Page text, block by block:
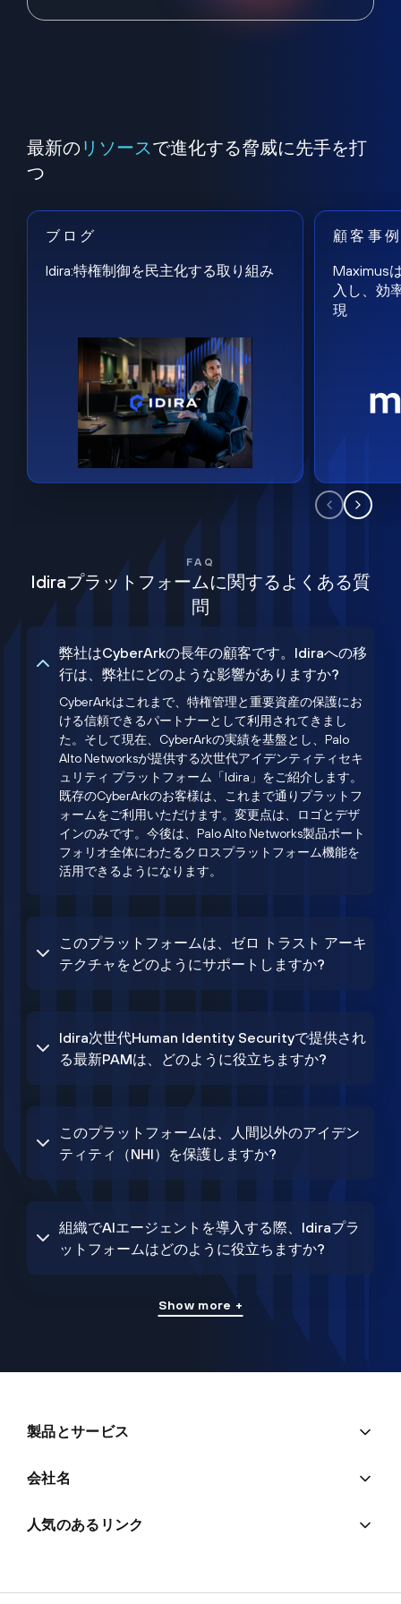
最新の リソースで進化する脅威に先手を打
つ
ブログ
Idira:特権制御を民主化する取り組み
顧客事
Maximus
入し、効
現
FAQ
Idiraプラットフォームに関するよくある質
問
弊社はCyberArkの長年の顧客です。Idiraへの移
行は、弊社にどのような影響がありますか?
CyberArkはこれまで、特権管理と重要資産の保護にお
ける信頼できるパートナーとして利用されてきまし
た。そして現在、CyberArkの実績を基盤とし、Palo
Alto Networksが提供する次世代アイデンティティセキ
ュリティ プラットフォーム「Idira」をご紹介します。
既存のCyberArkのお客様は、これまで通りプラットフ
ォームをご利用いただけます。変更点は、ロゴとデザ
インのみです。今後は、Palo Alto Networks製品ポート
フォリオ全体にわたるクロスプラットフォーム機能を
活用できるようになります。
このプラットフォームは、ゼロ トラスト アーキ
テクチャをどのようにサポートしますか?
Idira次世代Human Identity Securityで提供され
る最新PAMは、どのように役立ちますか?
このプラットフォームは、人間以外のアイデン
ティティ（NHI）を保護しますか?
組織でAIエージェントを導入する際、Idiraプラ
ットフォームはどのように役立ちますか?
Show more +
製品とサービス
会社名
人気のあるリンク